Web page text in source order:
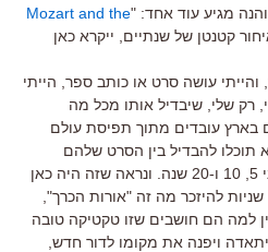
מגיע עוד אחד: "Mozart and the
קטנטן של שנתיים, ייקרא כאן
והייתי עושה סרט או כותב ספר, הייתי
רק שלי, שיבדיל אותו מכל מה
עובדים מתוך תפיסת עולם
תוכלו להבדיל בין הסרט שלהם
שמציג עכשיו וסרט שלהם מלפני 5, 10 ו-20 שנה. ונראה שזה היה כאן
להיזכר מה זה "אורות הכרך",
למה הם חושבים שזו טקטיקה טובה
ויפנה את מקומו לדור חדש,